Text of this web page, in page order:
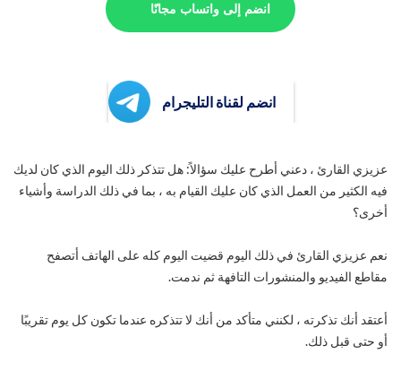
انضم إلى واتساب مجانًا
انضم لقناة التليجرام
عزيزي القارئ ، دعني أطرح عليك سؤالاً: هل تتذكر ذلك اليوم الذي كان لديك
فيه الكثير من العمل الذي كان عليك القيام به ، بما في ذلك الدراسة وأشياء
أخرى؟
نعم عزيزي القارئ في ذلك اليوم قضيت اليوم كله على الهاتف أتصفح
مقاطع الفيديو والمنشورات التافهة ثم ندمت.
أعتقد أنك تذكرته ، لكنني متأكد من أنك لا تتذكره عندما تكون كل يوم تقريبًا
أو حتى قبل ذلك.